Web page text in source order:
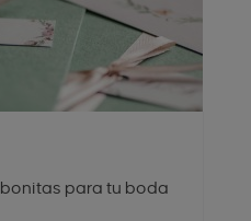
para tu boda